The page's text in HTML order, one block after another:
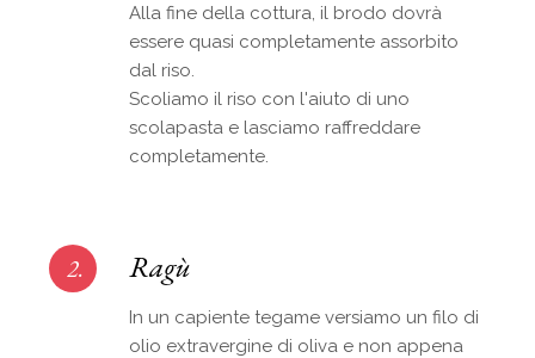
Alla fine della cottura, il brodo dovrà
essere quasi completamente assorbito
dal riso.
Scoliamo il riso con l'aiuto di uno
scolapasta e lasciamo raffreddare
completamente.
2. Ragù
In un capiente tegame versiamo un filo di
olio extravergine di oliva e non appena